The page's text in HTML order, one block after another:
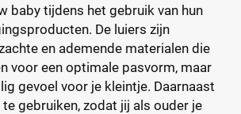
baby tijdens het gebruik van hun
De luiers zijn
en ademende materialen die
voor een optimale pasvorm, maar
gevoel voor je kleintje. Daarnaast
gebruiken, zodat jij als ouder je